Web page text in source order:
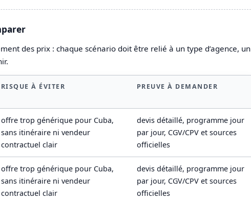
des prix : chaque scénario doit être relié à un type d’agence, un
RISQUE À ÉVITER PREUVE À DEMANDER
offre trop générique pour Cuba,
sans itinéraire ni vendeur
contractuel clair
devis détaillé, programme jour
par jour, CGV/CPV et sources
officielles
offre trop générique pour Cuba,
sans itinéraire ni vendeur
contractuel clair
devis détaillé, programme jour
par jour, CGV/CPV et sources
officielles